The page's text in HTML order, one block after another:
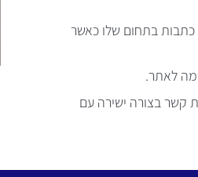
כתבות בתחום שלו כאשר
לאתר.
קשר בצורה ישירה עם